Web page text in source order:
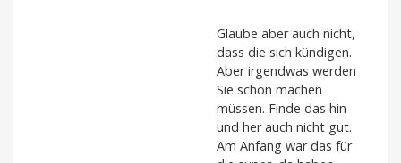
Glaube aber auch nicht,
dass die sich kündigen.
Aber irgendwas werden
Sie schon machen
müssen. Finde das hin
und her auch nicht gut.
Am Anfang war das für